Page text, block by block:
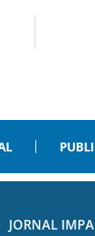
JORNAL